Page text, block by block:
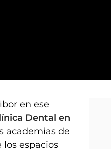
en ese
Dental en
academias de
espacios